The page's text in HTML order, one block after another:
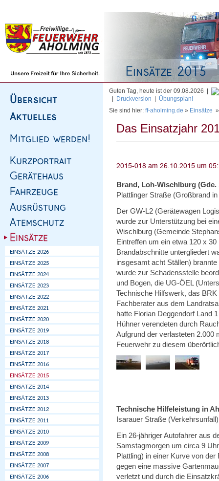
Guten Tag, heute ist der 09.08.2026 |
Druckversion
Übungsplan!
Sie sind hier: ff-aholming.de » Einsätze
Das Einsatzjahr
Brand, Loh-Wischlburg
Plattlinger Straße (Großbrand
Der GW-L2 (Gerätewagen
wurde zur Unterstützung bei
Wischlburg (Gemeinde
Eintreffen um ein etwa 120 x
Brandabschnitte untergliedert
insgesamt acht Ställen)
wurde zur Schadensstelle
und Bogen, die UG-ÖEL
Technische Hilfswerk, das
Fachberater aus dem
hatte Florian Deggendorf Land
Hühner verendeten durch
Aufgrund der verlasteten 2.000
Feuerwehr zu diesem
Technische Hilfeleistung in
Isarauer Straße (Verkehrsunfall)
Ein 26-jähriger Autofahrer aus
Samstagmorgen um circa 9
Plattling) in einer Kurve von
gegen eine massive
verletzt und durch die